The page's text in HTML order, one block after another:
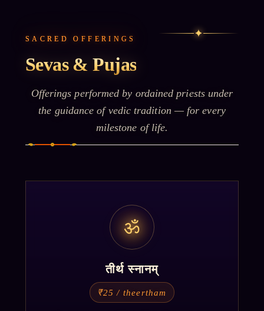
SACRED OFFERINGS ✦
Sevas & Pujas
Offerings performed by ordained priests under
the guidance of vedic tradition — for every
milestone of life.
ॐ
तीर्थ स्नानम्
₹25 / theertham